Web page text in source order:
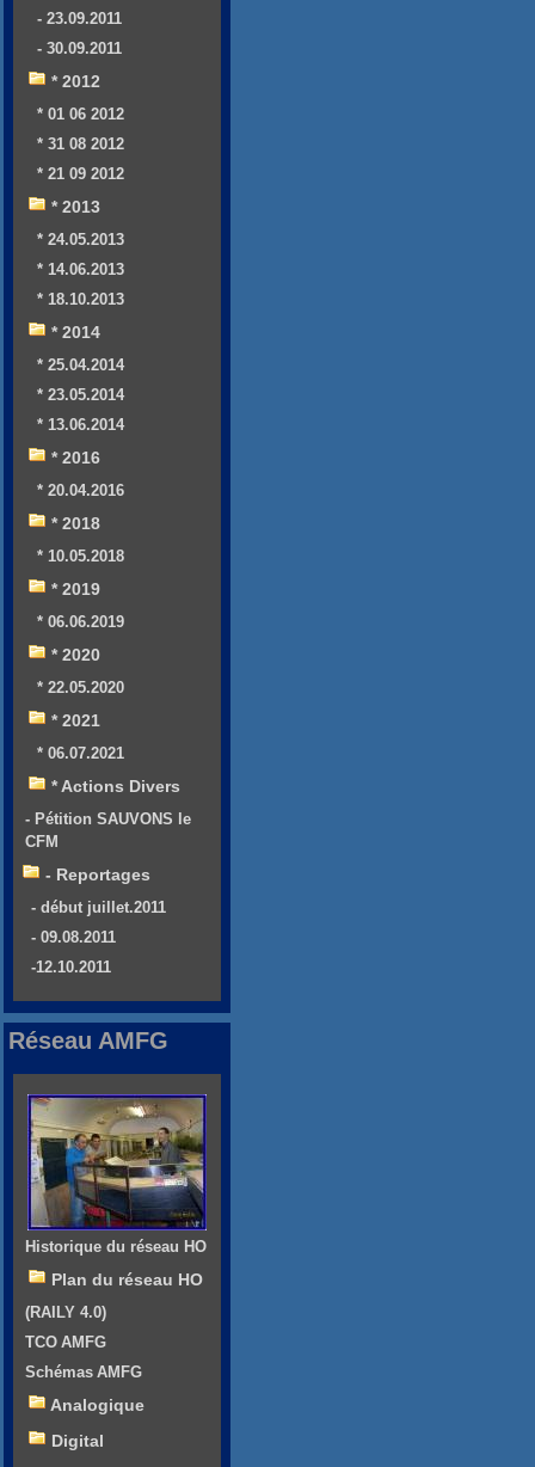
- 23.09.2011
- 30.09.2011
* 2012
* 01 06 2012
* 31 08 2012
* 21 09 2012
* 2013
* 24.05.2013
* 14.06.2013
* 18.10.2013
* 2014
* 25.04.2014
* 23.05.2014
* 13.06.2014
* 2016
* 20.04.2016
* 2018
* 10.05.2018
* 2019
* 06.06.2019
* 2020
* 22.05.2020
* 2021
* 06.07.2021
* Actions Divers
- Pétition SAUVONS le
CFM
- Reportages
- début juillet.2011
- 09.08.2011
-12.10.2011
Réseau AMFG
Historique du réseau HO
Plan du réseau HO
(RAILY 4.0)
TCO AMFG
Schémas AMFG
Analogique
Digital